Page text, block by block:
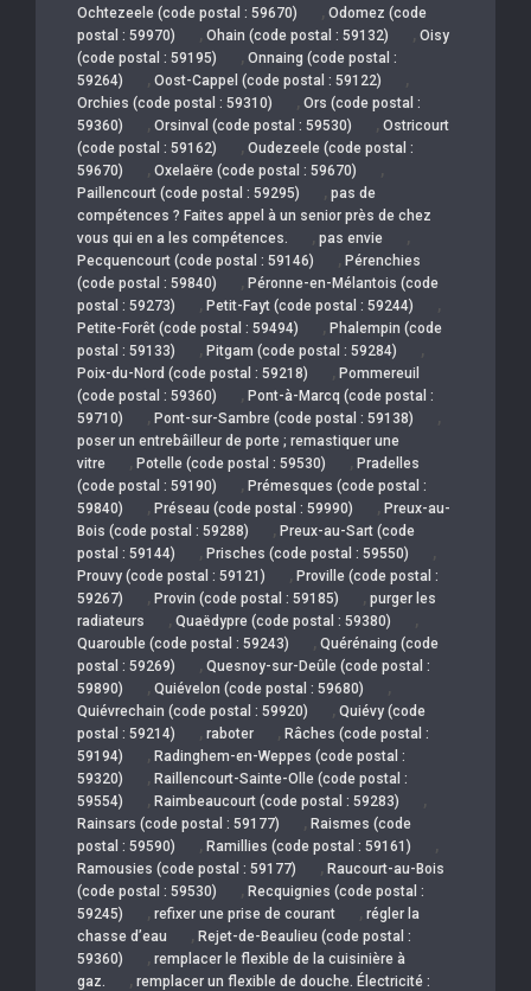
Ochtezeele (code postal : 59670) , Odomez (code
postal : 59970)
, Ohain (code postal : 59132) , Oisy
(code postal : 59195)
, Onnaing (code postal :
59264)
, Oost-Cappel (code postal : 59122) ,
Orchies (code postal : 59310) , Ors (code postal :
59360)
, Orsinval (code postal : 59530) , Ostricourt
(code postal : 59162)
, Oudezeele (code postal :
59670)
, Oxelaëre (code postal : 59670) ,
Paillencourt (code postal : 59295) , pas de
compétences ? Faites appel à un senior près de chez
vous qui en a les compétences.
, pas envie ,
Pecquencourt (code postal : 59146) , Pérenchies
(code postal : 59840)
, Péronne-en-Mélantois (code
postal : 59273)
, Petit-Fayt (code postal : 59244) ,
Petite-Forêt (code postal : 59494) , Phalempin (code
postal : 59133)
, Pitgam (code postal : 59284) ,
Poix-du-Nord (code postal : 59218) , Pommereuil
(code postal : 59360)
, Pont-à-Marcq (code postal :
59710)
, Pont-sur-Sambre (code postal : 59138) ,
poser un entrebâilleur de porte ; remastiquer une
vitre
, Potelle (code postal : 59530) , Pradelles
(code postal : 59190)
, Prémesques (code postal :
59840)
, Préseau (code postal : 59990) , Preux-au-
Bois (code postal : 59288)
, Preux-au-Sart (code
postal : 59144)
, Prisches (code postal : 59550) ,
Prouvy (code postal : 59121) , Proville (code postal :
59267)
, Provin (code postal : 59185) , purger les
radiateurs
, Quaëdypre (code postal : 59380) ,
Quarouble (code postal : 59243) , Quérénaing (code
postal : 59269)
, Quesnoy-sur-Deûle (code postal :
59890)
, Quiévelon (code postal : 59680) ,
Quiévrechain (code postal : 59920) , Quiévy (code
postal : 59214)
, raboter , Râches (code postal :
59194)
, Radinghem-en-Weppes (code postal :
59320)
, Raillencourt-Sainte-Olle (code postal :
59554)
, Raimbeaucourt (code postal : 59283) ,
Rainsars (code postal : 59177) , Raismes (code
postal : 59590)
, Ramillies (code postal : 59161) ,
Ramousies (code postal : 59177) , Raucourt-au-Bois
(code postal : 59530)
, Recquignies (code postal :
59245)
, refixer une prise de courant , régler la
chasse d’eau
, Rejet-de-Beaulieu (code postal :
59360)
, remplacer le flexible de la cuisinière à
gaz.
, remplacer un flexible de douche. Électricité :